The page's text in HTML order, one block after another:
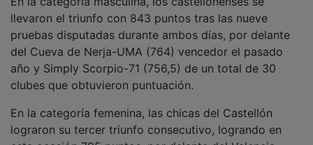
llevaron el triunfo con 843 puntos tras las nueve
pruebas disputadas durante ambos días, por delante
del Cueva de Nerja-UMA (764) vencedor el pasado
año y Simply Scorpio-71 (756,5) de un total de 30
clubes que obtuvieron puntuación.
lograron su tercer triunfo consecutivo, logrando en
esta ocasión 795 puntos, por delante del Valencia